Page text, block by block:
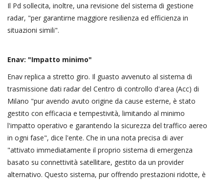
Il Pd sollecita, inoltre, una revisione del sistema di gestione
radar, "per garantirne maggiore resilienza ed efficienza in
situazioni simili".
Enav: "Impatto minimo"
Enav replica a stretto giro. Il guasto avvenuto al sistema di
trasmissione dati radar del Centro di controllo d'area (Acc) di
Milano "pur avendo avuto origine da cause esterne, è stato
gestito con efficacia e tempestività, limitando al minimo
l'impatto operativo e garantendo la sicurezza del traffico aereo
in ogni fase", dice l'ente. Che in una nota precisa di aver
"attivato immediatamente il proprio sistema di emergenza
basato su connettività satellitare, gestito da un provider
alternativo. Questo sistema, pur offrendo prestazioni ridotte, è